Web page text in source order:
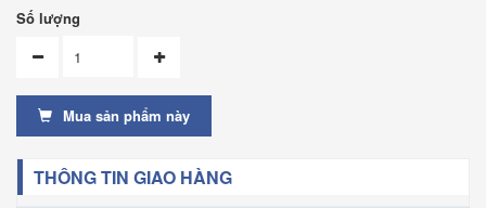
Số lượng
Mua sản phẩm này
THÔNG TIN GIAO HÀNG